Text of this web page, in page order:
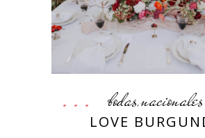
bodas,nacionales
LOVE